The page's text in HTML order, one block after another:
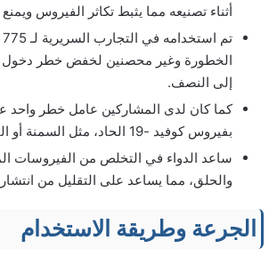
أثناء تصنيعه مما يثبط تكاثر الفيروس
الخطورة وغير محصنين لخفض خطر دخول
إلى النصف.
كما كان لدى المشاركين عامل خطر واحد
بفيروس كوفيد -19 الحاد، مثل السمنة أو التقدم في السن.
ساعد الدواء في التخلص من الفيروسات
والحلق، مما يساعد على التقليل من
الجرعة وطريقة الاستخدام